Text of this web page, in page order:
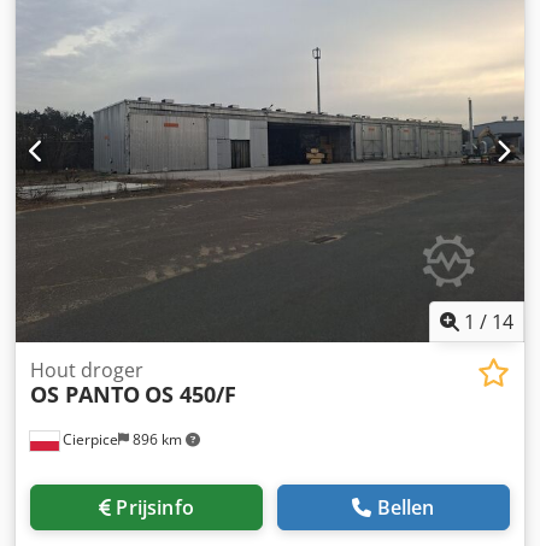
automatisering, laptop en internetverbinding (service op
afstand).
1 / 14
Cierpice 896 km
Hout droger
OS PANTO OS 450/F
Prijsinfo Bellen